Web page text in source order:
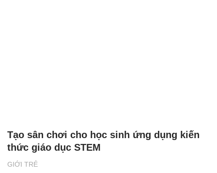
GIỚI TRẺ
Tạo sân chơi cho học sinh ứng dụng kiến
thức giáo dục STEM